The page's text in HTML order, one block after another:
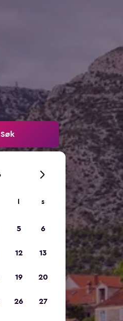
Søk
s
5 6
12 13
19 20
26 27